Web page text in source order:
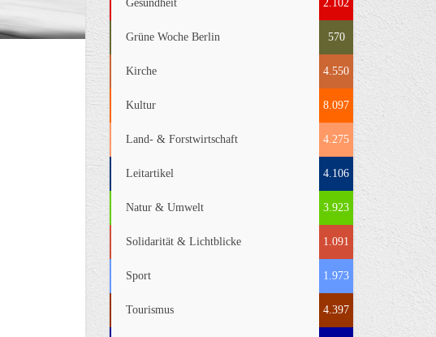
Gesundheit 2.102
Grüne Woche Berlin 570
Kirche 4.550
Kultur 8.097
Land- & Forstwirtschaft 4.275
Leitartikel 4.106
Natur & Umwelt 3.923
Solidarität & Lichtblicke 1.091
Sport 1.973
Tourismus 4.397